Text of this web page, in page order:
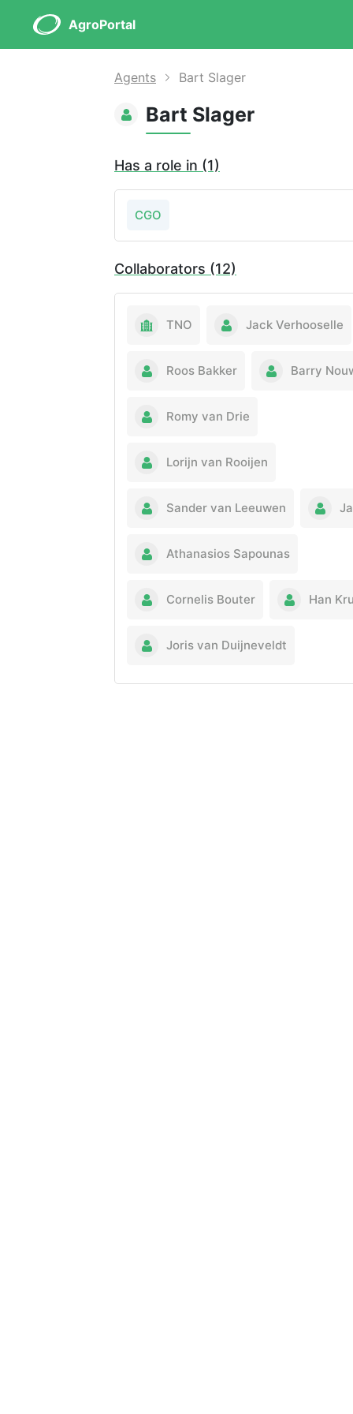
AgroPortal
Agents Bart Slager
Bart Slager
Has a role in (1)
CGO
Collaborators (12)
TNO Jack Verhooselle
Roos Bakker Barry
Romy van Drie
Lorijn van Rooijen
Sander van Leeuwen
Athanasios Sapounas
Cornelis Bouter Han
Joris van Duijneveldt